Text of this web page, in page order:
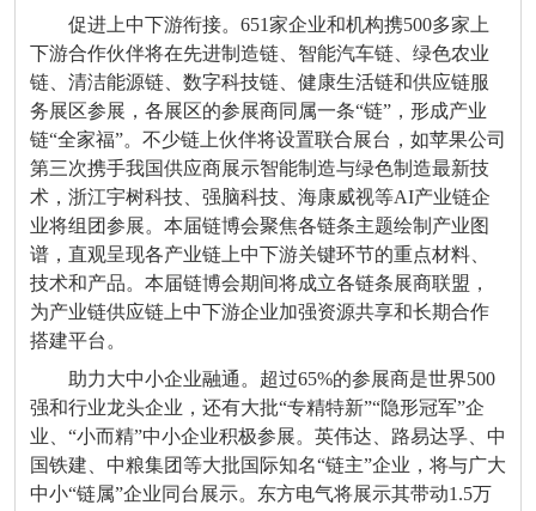
促进上中下游衔接。651家企业和机构携500多家上
下游合作伙伴将在先进制造链、智能汽车链、绿色农业
链、清洁能源链、数字科技链、健康生活链和供应链服
务展区参展，各展区的参展商同属一条“链”，形成产业
链“全家福”。不少链上伙伴将设置联合展台，如苹果公司
第三次携手我国供应商展示智能制造与绿色制造最新技
术，浙江宇树科技、强脑科技、海康威视等AI产业链企
业将组团参展。本届链博会聚焦各链条主题绘制产业图
谱，直观呈现各产业链上中下游关键环节的重点材料、
技术和产品。本届链博会期间将成立各链条展商联盟，
为产业链供应链上中下游企业加强资源共享和长期合作
搭建平台。
助力大中小企业融通。超过65%的参展商是世界500
强和行业龙头企业，还有大批“专精特新”“隐形冠军”企
业、“小而精”中小企业积极参展。英伟达、路易达孚、中
国铁建、中粮集团等大批国际知名“链主”企业，将与广大
中小“链属”企业同台展示。东方电气将展示其带动1.5万